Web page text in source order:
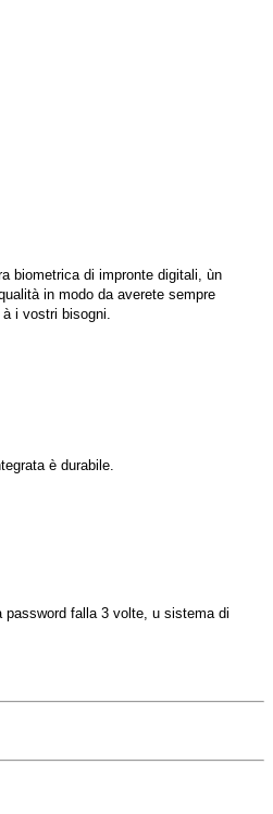
biometrica di impronte digitali, ùn
in modo da averete sempre
i vostri bisogni.
è durabile.
falla 3 volte, u sistema di